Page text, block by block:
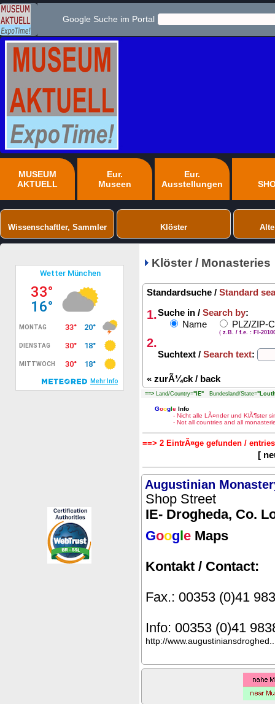
Google Suche im Portal
MUSEUM
AKTUELL
Eur.
Museen
Eur.
Ausstellungen
Wissenschaftler, Sammler Klöster
Klöster / Monasteries
Standardsuche / Standard
1.Suche in / Search by:
Name
PLZ/ZIP-
( z.B. / f.e. : FI-
2.
Suchtext / Search text:
« zurÃ¼ck / back
==> Land/Country="IE" Bundesland/State=
Google Info
- Nicht alle LÃ¤nder und KlÃ¶ster
- Not all countries and all
==> 2 EintrÃ¤ge gefunden /
[
Augustinian
Shop Street
IE- Drogheda, Co.
Goog e Maps
Kontakt / Contact:
Fax.: 00353 (0)41
Info: 00353 (0)41
http://